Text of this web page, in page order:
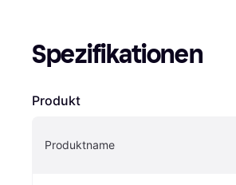
Spezifikationen
Produkt
Produktname